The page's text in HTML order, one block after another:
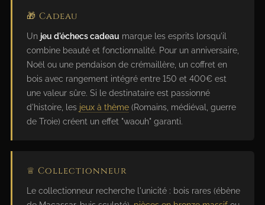
🎁 Cadeau
Un jeu d'échecs cadeau marque les esprits lorsqu'il
combine beauté et fonctionnalité. Pour un anniversaire,
Noël ou une pendaison de crémaillère, un coffret en
bois avec rangement intégré entre 150 et 400€ est
une valeur sûre. Si le destinataire est passionné
d'histoire, les jeux à thème (Romains, médiéval, guerre
de Troie) créent un effet "waouh" garanti.
♕ Collectionneur
Le collectionneur recherche l'unicité : bois rares (ébène